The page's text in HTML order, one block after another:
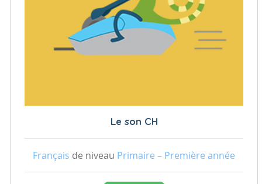
Le son CH
Français de niveau Primaire – Première année